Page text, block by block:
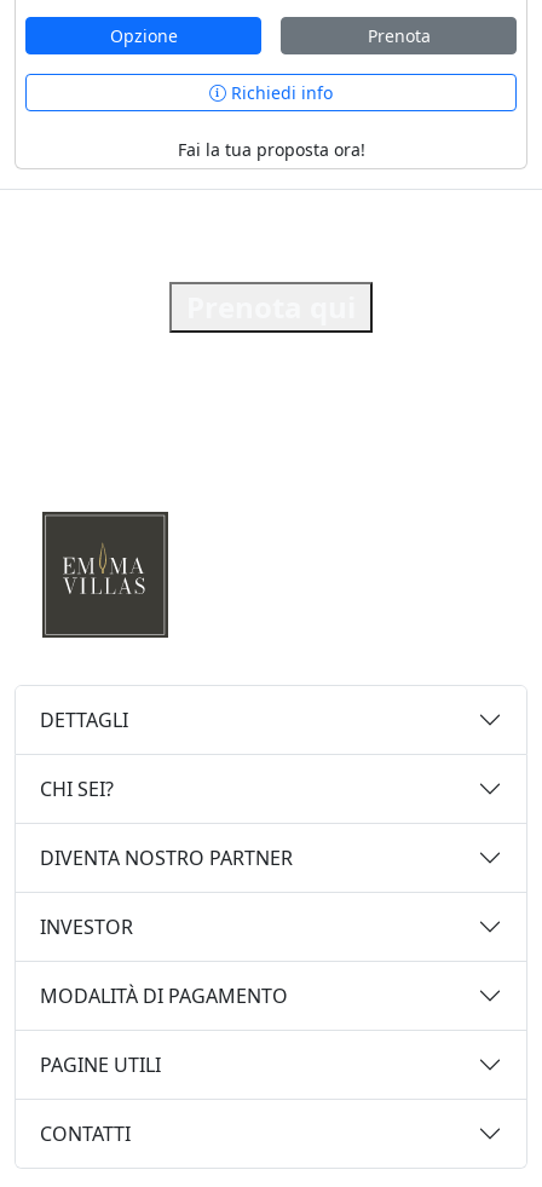
Opzione Prenota
Richiedi info
Fai la tua proposta ora!
DETTAGLI
CHI SEI?
DIVENTA NOSTRO PARTNER
INVESTOR
MODALITÀ DI PAGAMENTO
PAGINE UTILI
CONTATTI